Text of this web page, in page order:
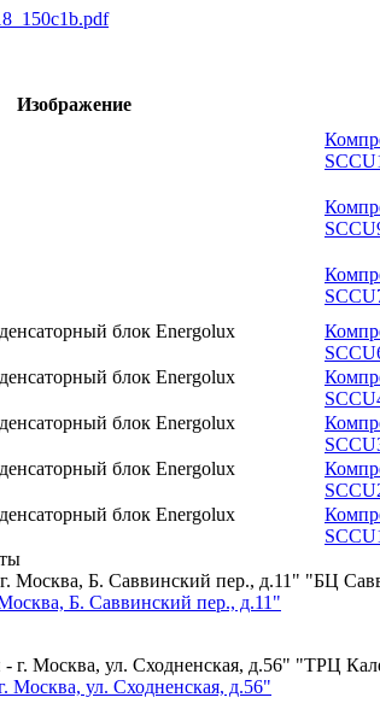
Изображение
"БЦ
Б. Саввинский пер., д.11"
"ТРЦ
Москва, ул. Сходненская, д.56"